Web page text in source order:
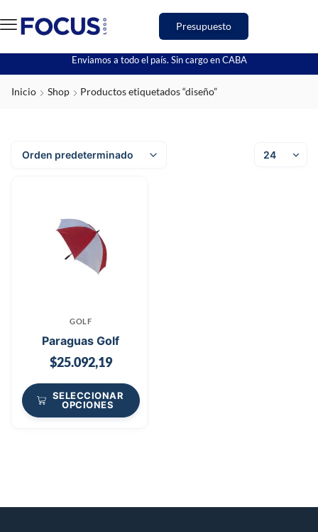
Presupuesto
Enviamos a todo el país. Sin cargo en CABA
Inicio Shop Productos etiquetados “diseño”
GOLF
Paraguas Golf
$25.092,19
SELECCIONAR
OPCIONES